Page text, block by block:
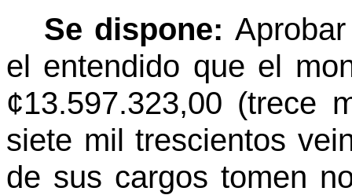
Se dispone:
el entendido que el
¢13.597.323,00 (trece
siete mil trescientos
de sus cargos tomen